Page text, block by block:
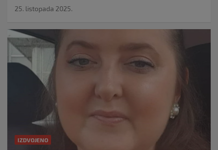
25. listopada 2025.
IZDVOJENO